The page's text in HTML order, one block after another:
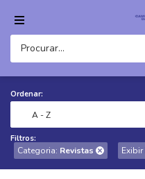
Ordenar:
A - Z
Filtros:
Categoria: Revistas